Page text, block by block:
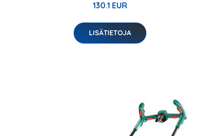
130.1 EUR
LISÄTIETOJA